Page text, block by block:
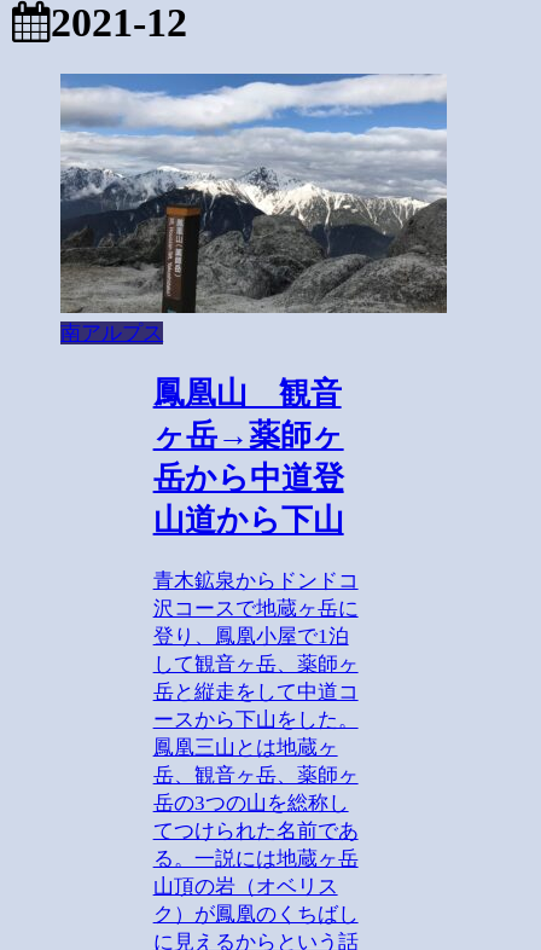
2021-12
南アルプス
鳳凰山 観音
ヶ岳→薬師ヶ
岳から中道登
山道から下山
青木鉱泉からドンドコ
沢コースで地蔵ヶ岳に
登り、鳳凰小屋で1泊
して観音ヶ岳、薬師ヶ
岳と縦走をして中道コ
ースから下山をした。
鳳凰三山とは地蔵ヶ
岳、観音ヶ岳、薬師ヶ
岳の3つの山を総称し
てつけられた名前であ
る。一説には地蔵ヶ岳
山頂の岩（オベリス
ク）が鳳凰のくちばし
に見えるからという話